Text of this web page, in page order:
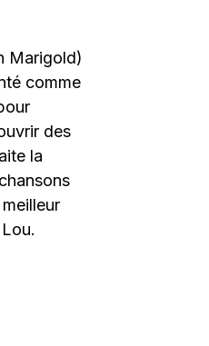
Marigold)
comme
des
la